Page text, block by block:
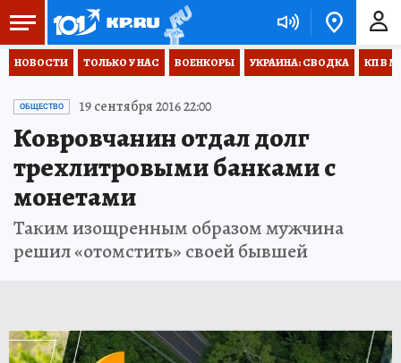
НОВОСТИ ТОЛЬКО У НАС ВОЕНКОРЫ УКРАИНА: СВОДКА КП В
ОБЩЕСТВО 19 сентября 2016 22:00
Ковровчанин отдал долг
трехлитровыми банками с
монетами
Таким изощренным образом мужчина
решил «отомстить» своей бывшей